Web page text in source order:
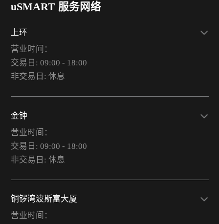
uSMART 服务网络
上环
营业时间：
交易日: 09:00 - 18:00
非交易日: 休息
金钟
营业时间：
交易日: 09:00 - 18:00
非交易日: 休息
铜锣湾波斯富大厦
营业时间：